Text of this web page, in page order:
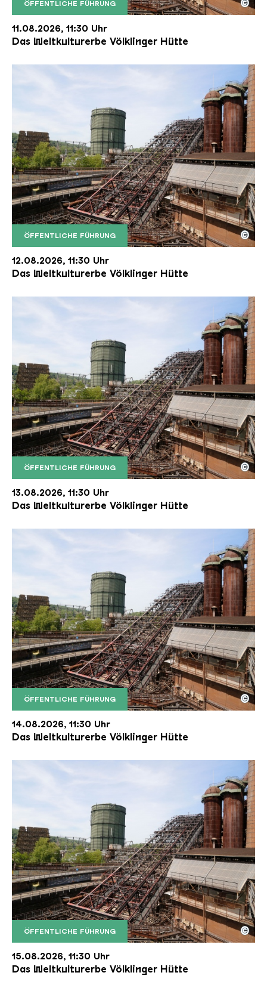
ÖFFENTLICHE FÜHRUNG
Der Erzschrägaufzug der Völklinger Hütte mit
Copyright: Weltkulturerbe Völklinger Hütte | Karl
©
11.08.2026, 11:30 Uhr
Das Weltkulturerbe Völklinger Hütte
ÖFFENTLICHE FÜHRUNG
Der Erzschrägaufzug der Völklinger Hütte mit
Copyright: Weltkulturerbe Völklinger Hütte | Karl
©
12.08.2026, 11:30 Uhr
Das Weltkulturerbe Völklinger Hütte
ÖFFENTLICHE FÜHRUNG
Der Erzschrägaufzug der Völklinger Hütte mit
Copyright: Weltkulturerbe Völklinger Hütte | Karl
©
13.08.2026, 11:30 Uhr
Das Weltkulturerbe Völklinger Hütte
ÖFFENTLICHE FÜHRUNG
Der Erzschrägaufzug der Völklinger Hütte mit
Copyright: Weltkulturerbe Völklinger Hütte | Karl
©
14.08.2026, 11:30 Uhr
Das Weltkulturerbe Völklinger Hütte
ÖFFENTLICHE FÜHRUNG
Der Erzschrägaufzug der Völklinger Hütte mit
Copyright: Weltkulturerbe Völklinger Hütte | Karl
©
15.08.2026, 11:30 Uhr
Das Weltkulturerbe Völklinger Hütte